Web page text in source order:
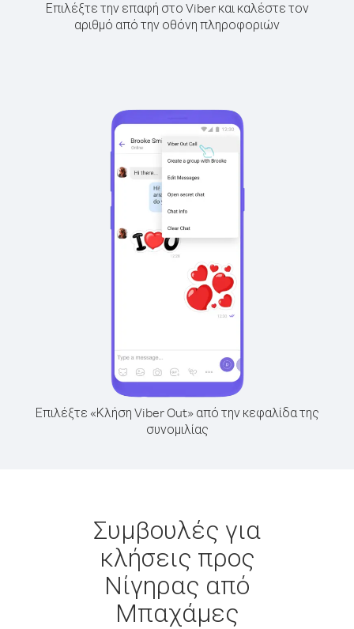
Επιλέξτε την επαφή στο Viber και καλέστε τον
αριθμό από την οθόνη πληροφοριών
Επιλέξτε «Κλήση Viber Out» από την κεφαλίδα της
συνομιλίας
Συμβουλές για
κλήσεις προς
Νίγηρας από
Μπαχάμες